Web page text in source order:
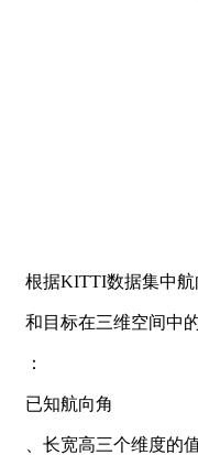
根据KITTI数据集中
和目标在三维空间中
：
已知航向角
、长宽高三个维度的